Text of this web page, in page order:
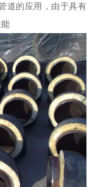
道的应用，由于具有